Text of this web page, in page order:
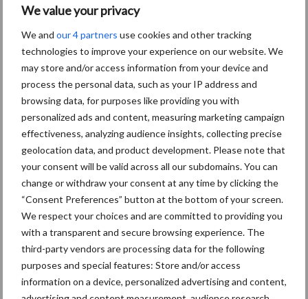
We value your privacy
We and our 4 partners use cookies and other tracking
technologies to improve your experience on our website. We
may store and/or access information from your device and
process the personal data, such as your IP address and
browsing data, for purposes like providing you with
personalized ads and content, measuring marketing campaign
effectiveness, analyzing audience insights, collecting precise
geolocation data, and product development. Please note that
your consent will be valid across all our subdomains. You can
change or withdraw your consent at any time by clicking the
“Consent Preferences” button at the bottom of your screen.
We respect your choices and are committed to providing you
with a transparent and secure browsing experience. The
third-party vendors are processing data for the following
purposes and special features: Store and/or access
information on a device, personalized advertising and content,
Aanbevolen voor jou!
Grondstoffenmarkt blijft
grillig: droogte en
geopolitiek houden handel
in de greep
De speenhuid: een vaak
onderschatte risicofactor
voor mastitis
ForFarmers ziet volume en
marktaandeel groeien in
krimpende Nederlandse
markt